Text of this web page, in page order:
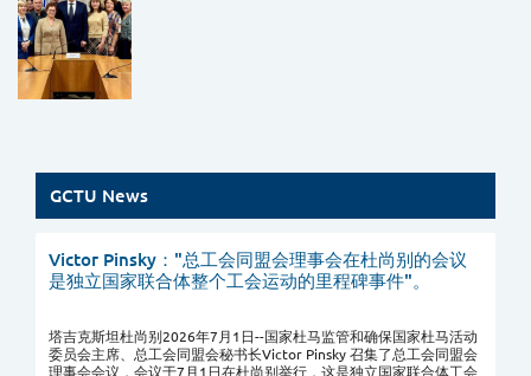
GCTU News
Victor Pinsky："总工会同盟会理事会在杜尚别的会议
是独立国家联合体整个工会运动的里程碑事件"。
塔吉克斯坦杜尚别2026年7月1日--国家杜马监管和确保国家杜马活动
委员会主席、总工会同盟会秘书长Victor Pinsky 召集了总工会同盟会
理事会会议，会议于7月1日在杜尚别举行，这是独立国家联合体工会